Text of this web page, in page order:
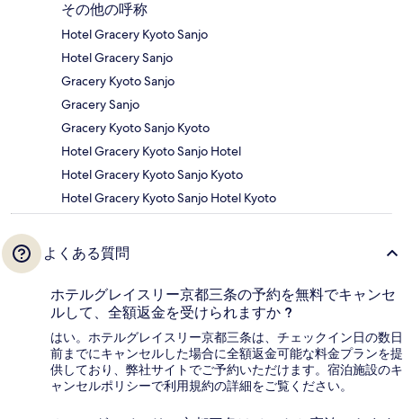
その他の呼称
Hotel Gracery Kyoto Sanjo
Hotel Gracery Sanjo
Gracery Kyoto Sanjo
Gracery Sanjo
Gracery Kyoto Sanjo Kyoto
Hotel Gracery Kyoto Sanjo Hotel
Hotel Gracery Kyoto Sanjo Kyoto
Hotel Gracery Kyoto Sanjo Hotel Kyoto
よくある質問
ホテルグレイスリー京都三条の予約を無料でキャンセ
ルして、全額返金を受けられますか ?
はい。ホテルグレイスリー京都三条は、チェックイン日の数日
前までにキャンセルした場合に全額返金可能な料金プランを提
供しており、弊社サイトでご予約いただけます。宿泊施設のキ
ャンセルポリシーで利用規約の詳細をご覧ください。